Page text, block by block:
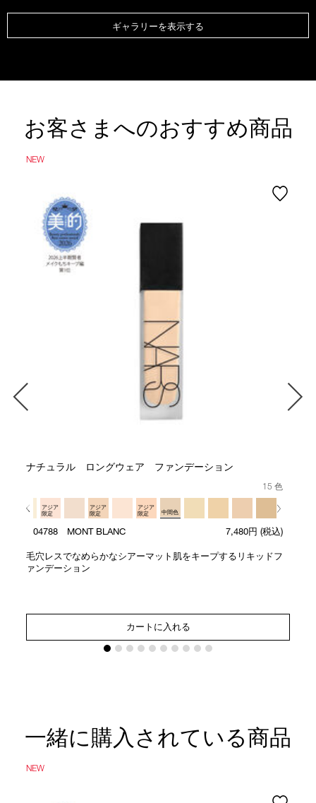
ギャラリーを表示する
お客さまへのおすすめ商品
NEW
ナチュラル ロングウェア ファンデーション
15 色
アジア
限定
アジア
限定
アジア
限定
中間色
04788 MONT BLANC 7,480円 (税込)
毛穴レスでなめらかなシアーマット肌をキープするリキッドフ
ァンデーション
カートに入れる
一緒に購入されている商品
NEW